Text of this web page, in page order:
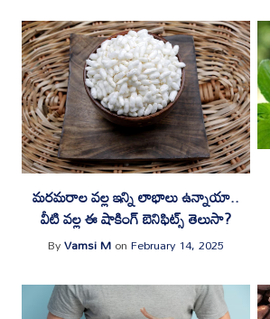
మరమరాల వల్ల ఇన్ని లాభాలు ఉన్నాయా..
వీటి వల్ల ఈ షాకింగ్ బెనిఫిట్స్ తెలుసా?
ByVamsi MonFebruary 14, 2025